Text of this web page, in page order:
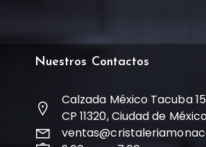
Nuestros Contactos
Calzada México Tacuba
CP 11320, Ciudad de